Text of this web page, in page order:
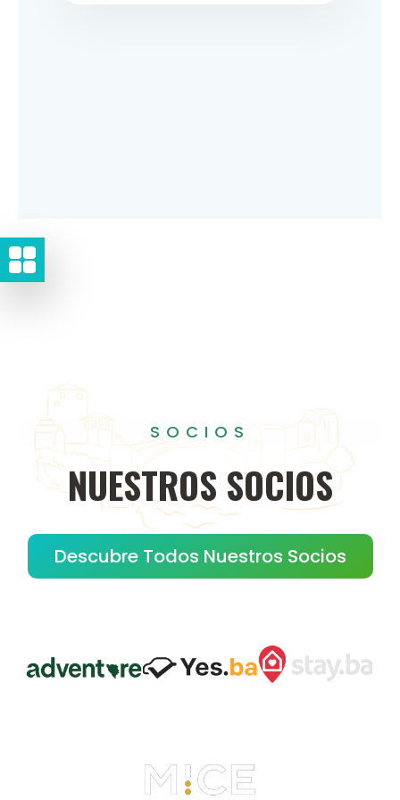
SOCIOS
NUESTROS SOCIOS
Descubre Todos Nuestros Socios